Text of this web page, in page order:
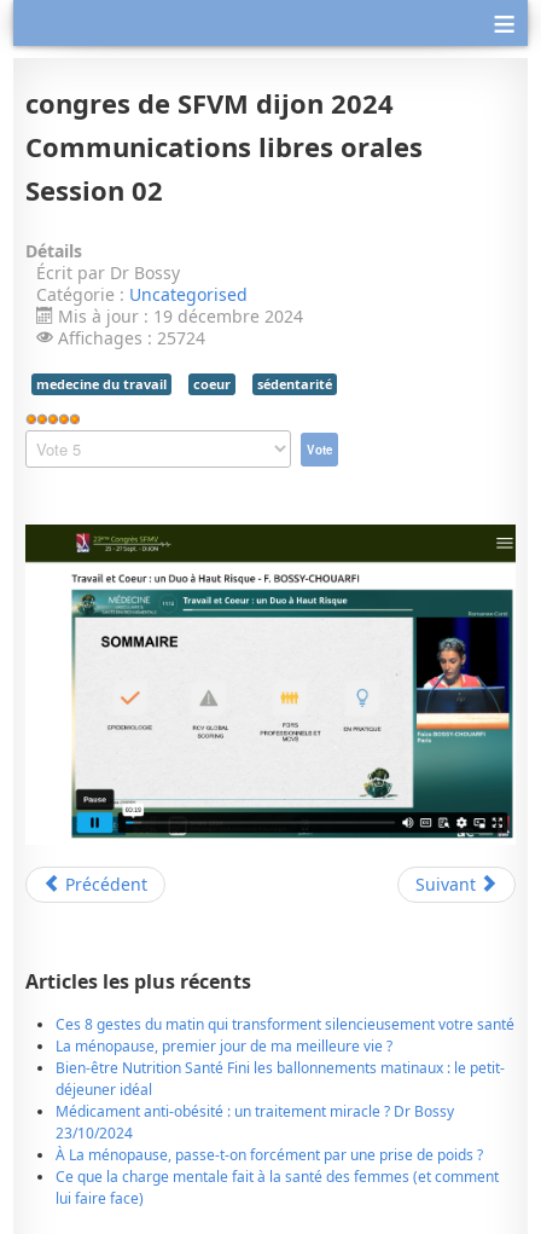
≡
congres de SFVM dijon 2024
Communications libres orales
Session 02
Détails
Écrit par Dr Bossy
Catégorie : Uncategorised
Mis à jour : 19 décembre 2024
Affichages : 25724
medecine du travail coeur sédentarité
Vote
utilisateur:
Veuillez
voter
Précédent Suivant
Articles les plus récents
Ces 8 gestes du matin qui transforment silencieusement votre santé
La ménopause, premier jour de ma meilleure vie ?
Bien-être Nutrition Santé Fini les ballonnements matinaux : le petit-
déjeuner idéal
Médicament anti-obésité : un traitement miracle ? Dr Bossy
23/10/2024
À La ménopause, passe-t-on forcément par une prise de poids ?
Ce que la charge mentale fait à la santé des femmes (et comment
lui faire face)